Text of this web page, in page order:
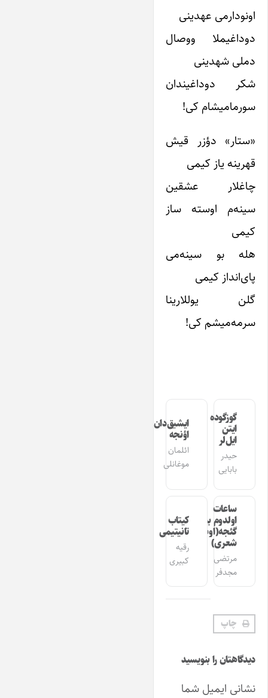
اونودارمی عهدینی
دوداغیملا ووصال
دملی شهدینی
شکر دوداغیندان
سورمامیشام کی!
«ستار» دؤزر قیش
قهرینه یاز کیمی
چاغلار عشقین
سینه‌م اوسته ساز
کیمی
هله بو سینه‌می
پای‌انداز کیمی
گلن یوللارینا
سرمه‌میشم کی!
گوزگوده
ایتن
ایل‌لر
حیدر
بابایی
ایشیق‌دان
اؤنجه
ائلمان
موغانلی
ساعات
اولدوم بیر
گئجه(اوشاق
شعری)
مرتضی
مجدفر
کیتاب
تانیتیمی
رقیه
کبیری
چاپ
دیدگاهتان را بنویسید
نشانی ایمیل شما